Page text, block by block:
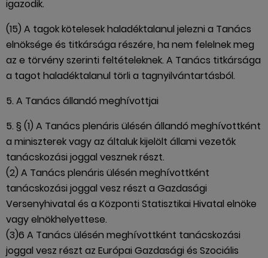
igazodik.
(15) A tagok kötelesek haladéktalanul jelezni a Tanács
elnöksége és titkársága részére, ha nem felelnek meg
az e törvény szerinti feltételeknek. A Tanács titkársága
a tagot haladéktalanul törli a tagnyilvántartásból.
5. A Tanács állandó meghívottjai
5. § (1) A Tanács plenáris ülésén állandó meghívottként
a miniszterek vagy az általuk kijelölt állami vezetők
tanácskozási joggal vesznek részt.
(2) A Tanács plenáris ülésén meghívottként
tanácskozási joggal vesz részt a Gazdasági
Versenyhivatal és a Központi Statisztikai Hivatal elnöke
vagy elnökhelyettese.
(3)6 A Tanács ülésén meghívottként tanácskozási
joggal vesz részt az Európai Gazdasági és Szociális